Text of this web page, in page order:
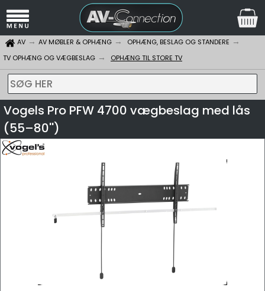
AV AV MØBLER & OPHÆNG
OPHÆNG, BESLAG OG STANDERE
TV OPHÆNG OG VÆGBESLAG
OPHÆNG TIL STORE TV
SØG HER
Vogels Pro PFW 4700 vægbeslag med lås
(55–80'')